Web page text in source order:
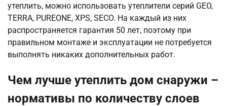
утеплить, можно использовать утеплители серий GEO,
TERRA, PUREONE, XPS, SECO. На каждый из них
распространяется гарантия 50 лет, поэтому при
правильном монтаже и эксплуатации не потребуется
выполнять никаких дополнительных работ.
Чем лучше утеплить дом снаружи –
нормативы по количеству слоев